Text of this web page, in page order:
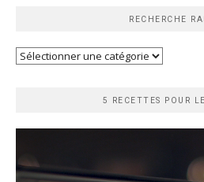
RECHERCHE
Recherche
5 RECETTES POUR